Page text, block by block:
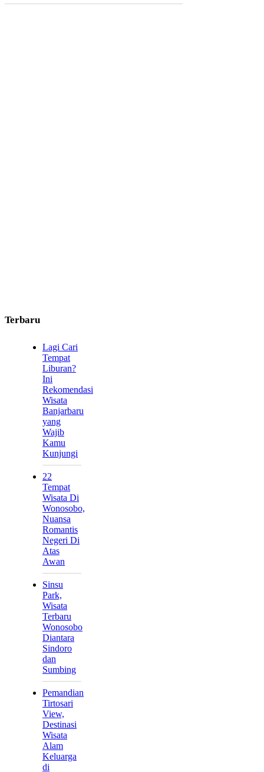
Terbaru
Lagi Cari
Tempat
Liburan?
Ini
Rekomendasi
Wisata
Banjarbaru
yang
Wajib
Kamu
Kunjungi
22
Tempat
Wisata Di
Wonosobo,
Nuansa
Romantis
Negeri Di
Atas
Awan
Sinsu
Park,
Wisata
Terbaru
Wonosobo
Diantara
Sindoro
dan
Sumbing
Pemandian
Tirtosari
View,
Destinasi
Wisata
Alam
Keluarga
di